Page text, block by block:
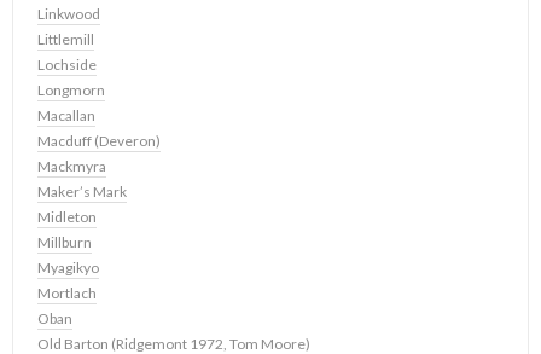
Linkwood
Littlemill
Lochside
Longmorn
Macallan
Macduff (Deveron)
Mackmyra
Maker’s Mark
Midleton
Millburn
Myagikyo
Mortlach
Oban
Old Barton (Ridgemont 1972, Tom Moore)